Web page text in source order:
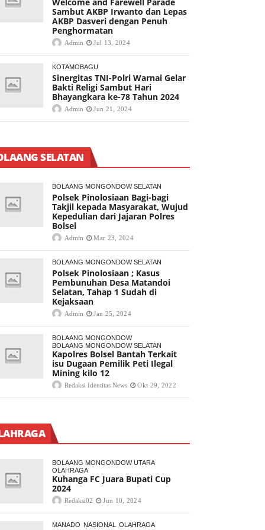
Sambut AKBP Irwanto dan Lepas
AKBP Dasveri dengan Penuh
Penghormatan
Admin Jul 13, 2024
KOTAMOBAGU
Sinergitas TNI-Polri Warnai Gelar
Bakti Religi Sambut Hari
Bhayangkara ke-78 Tahun 2024
Admin Jun 21, 2024
SELATAN
BOLAANG MONGONDOW SELATAN
Polsek Pinolosiaan Bagi-bagi
Takjil kepada Masyarakat, Wujud
Kepedulian dari Jajaran Polres
Bolsel
Admin Mar 23, 2024
BOLAANG MONGONDOW SELATAN
Polsek Pinolosiaan ; Kasus
Pembunuhan Desa Matandoi
Selatan, Tahap 1 Sudah di
Kejaksaan
Admin Jan 25, 2024
BOLAANG MONGONDOW
BOLAANG MONGONDOW SELATAN
Kapolres Bolsel Bantah Terkait
isu Dugaan Pemilik Peti Ilegal
Mining kilo 12
Redaksi Identitas News Okt 29, 2022
BOLAANG MONGONDOW UTARA
OLAHRAGA
Kuhanga FC Juara Bupati Cup
2024
Redaksi02 Jun 10, 2024
MANADO NASIONAL OLAHRAGA